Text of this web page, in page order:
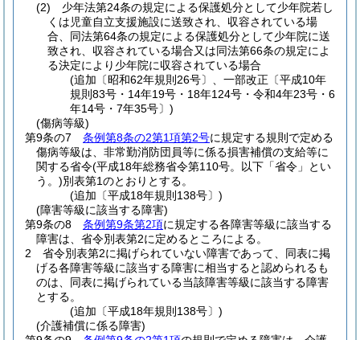
(2)
少年法第24条の規定による保護処分として少年院若し
くは児童自立支援施設に送致され、収容されている場
合、同法第64条の規定による保護処分として少年院に送
致され、収容されている場合又は同法第66条の規定によ
る決定により少年院に収容されている場合
(追加〔昭和62年規則26号〕、一部改正〔平成10年
規則83号・14年19号・18年124号・令和4年23号・6
年14号・7年35号〕)
(傷病等級)
第9条の7
条例第8条の2第1項第2号に規定する規則で定める
傷病等級は、非常勤消防団員等に係る損害補償の支給等に
関する省令(平成18年総務省令第110号。以下「省令」とい
う。)別表第1のとおりとする。
(追加〔平成18年規則138号〕)
(障害等級に該当する障害)
第9条の8
条例第9条第2項に規定する各障害等級に該当する
障害は、省令別表第2に定めるところによる。
2
省令別表第2に掲げられていない障害であって、同表に掲
げる各障害等級に該当する障害に相当すると認められるも
のは、同表に掲げられている当該障害等級に該当する障害
とする。
(追加〔平成18年規則138号〕)
(介護補償に係る障害)